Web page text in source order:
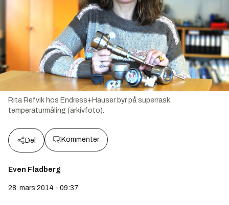
Rita Refvik hos Endress+Hauser byr på superrask
temperaturmåling (arkivfoto).
Del Kommenter
Even Fladberg
28. mars 2014 - 09:37